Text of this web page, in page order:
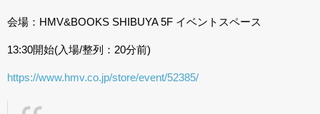
会場：HMV&BOOKS SHIBUYA 5F イベントスペース
13:30開始(入場/整列：20分前)
https://www.hmv.co.jp/store/event/52385/